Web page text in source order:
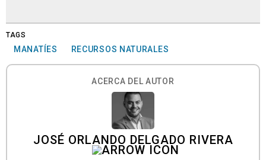
TAGS
MANATÍES RECURSOS NATURALES
ACERCA DEL AUTOR
JOSÉ ORLANDO DELGADO RIVERA